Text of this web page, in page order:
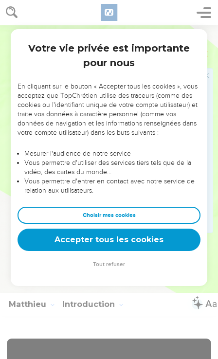
Malachie
21 vous piétinerez les méchants, car ils seront comme de la
poussière sous la plante de vos pieds, le jour que je prépare,
dit l'Eternel, le maître de l’univers.
Souvenez-vous de la loi de mon serviteur Moïse ! Je lui ai
donné en Horeb, pour tout Israël, des prescriptions et des
règles.
Je vous enverrai le prophète Elie avant que n’arrive le jour
de l'Eternel, ce jour grand et redoutable.
cœur des enfants vers leurs pères, de peur que je ne vienne
frapper le pays de destruction.
Malachie 4
Seuls les Évangiles sont disponibles en vidéo pour le moment.
Cette partie de la Bible n'est pas disponible dans cette version.
Matthieu Introduction
Votre vie privée est importante
pour nous
En cliquant sur le bouton « Accepter tous les cookies », vous
acceptez que TopChrétien utilise des traceurs (comme des
cookies ou l'identifiant unique de votre compte utilisateur) et
traite vos données à caractère personnel (comme vos
données de navigation et les informations renseignées dans
votre compte utilisateur) dans les buts suivants :
Mesurer l'audience de notre service
Vous permettre d'utiliser des services tiers tels que de la
vidéo, des cartes du monde…
Vous permettre d'entrer en contact avec notre service de
relation aux utilisateurs.
Choisir mes cookies
Accepter tous les cookies
Tout refuser